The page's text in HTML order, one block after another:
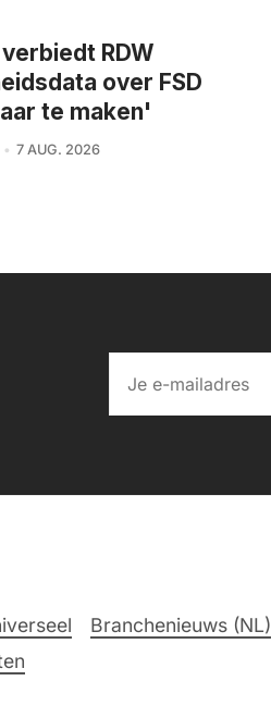
RDW
over FSD
te maken'
7 AUG. 2026
Branchenieuws (NL)